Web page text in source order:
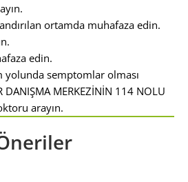
ortamda muhafaza edin.
edin.
yolunda semptomlar olması
DANIŞMA MERKEZİNİN 114 NOLU
arayın.